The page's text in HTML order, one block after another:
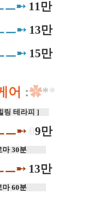
ㅡ➸ 11만
ㅡ➸ 13만
ㅡ➸ 15만
어 :✿**
링 테라피 ]
ㅡ➸ 9만
마 30분
ㅡ➸ 13만
마 60분